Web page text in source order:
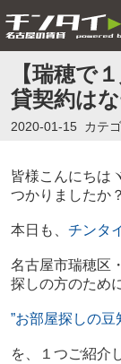
【瑞穂で
貸契約は
2020-01-15 カテ
皆様こんにちは
つかりましたか？
本日も、 チンタ
名古屋市瑞穂区
探しの方のため
”お部屋探しの豆
を、１つご紹介